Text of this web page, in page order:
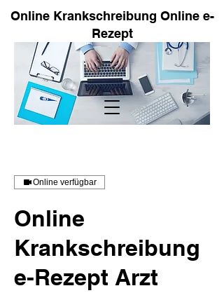
Online Krankschreibung Online e-
Rezept
Online verfügbar
Online
Krankschreibung
e-Rezept Arzt